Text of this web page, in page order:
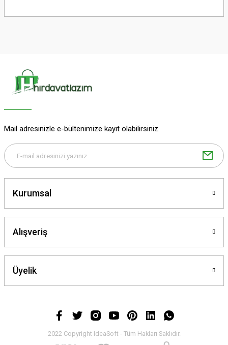
yetersiz gördüğünüz noktaları öneri formunu kullanarak tarafımıza
Ürün açıklamasında eksik bilgiler bulunuyor.
Ürün bilgilerinde hatalar bulunuyor.
Mail adresinizle e-bültenimize kayıt olabilirsiniz.
Kurumsal
Alışveriş
Üyelik
2022 Copyright IdeaSoft - Tüm Hakları Saklıdır.